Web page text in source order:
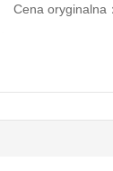
Cena oryginalna